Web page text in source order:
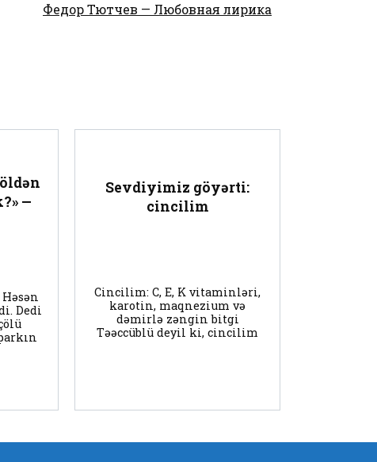
Федор Тютчев — Любовная лирика
—
Dedi
Sevdiyimiz göyərti:
cincilim
Cincilim: C, E, K vitaminləri,
karotin, maqnezium və
dəmirlə zəngin bitgi
Təəccüblü deyil ki, cincilim